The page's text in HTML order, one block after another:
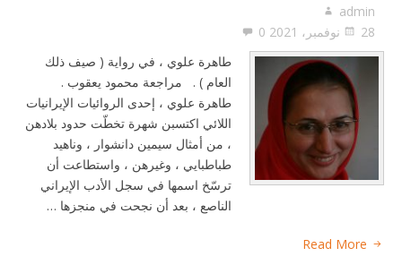
admin
28 نوفمبر، 2021
0
طاهرة علوي ، في رواية ( صيف ذلك
العام ) . مراجعة محمود يعقوب .
طاهرة علوي ، إحدى الروائيات الإيرانيات
اللائي اكتسبن شهرة تخطّت حدود بلادهن
، من أمثال سيمين دانشوار ، وناهيد
طباطبايي ، وغيرهن ، واستطاعت أن
ترسّخ اسمها في سجل الأدب الإيراني
الناصع ، بعد أن نجحت في منجزها …
Read More